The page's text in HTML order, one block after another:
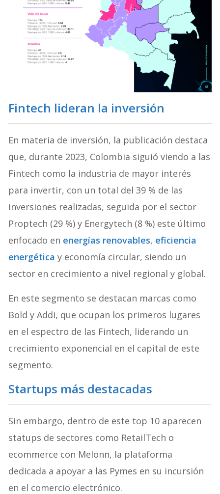
Fintech lideran la inversión
En materia de inversión, la publicación destaca
que, durante 2023, Colombia siguió viendo a las
Fintech como la industria de mayor interés
para invertir, con un total del 39 % de las
inversiones realizadas, seguida por el sector
Proptech (29 %) y Energytech (8 %) este último
enfocado en energías renovables, eficiencia
energéticay economía circular, siendo un
sector en crecimiento a nivel regional y global.
En este segmento se destacan marcas como
Bold y Addi, que ocupan los primeros lugares
en el espectro de las Fintech, liderando un
crecimiento exponencial en el capital de este
segmento.
Startups más destacadas
Sin embargo, dentro de este top 10 aparecen
statups de sectores como RetailTech o
ecommerce con Melonn, la plataforma
dedicada a apoyar a las Pymes en su incursión
en el comercio electrónico.